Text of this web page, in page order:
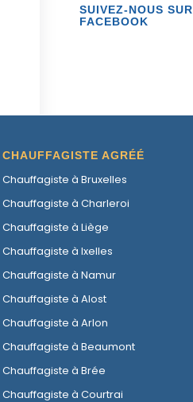
SUIVEZ-NOUS SUR
FACEBOOK
CHAUFFAGISTE AGRÉÉ
Chauffagiste à Bruxelles
Chauffagiste à Charleroi
Chauffagiste à Liège
Chauffagiste à Ixelles
Chauffagiste à Namur
Chauffagiste à Alost
Chauffagiste à Arlon
Chauffagiste à Beaumont
Chauffagiste à Brée
Chauffagiste à Courtrai